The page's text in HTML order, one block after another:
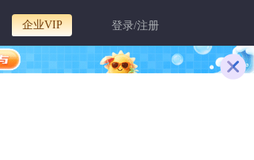
企业VIP 登录/注册